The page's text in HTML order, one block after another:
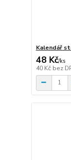
Kalendář
48 Kč/ks
40 Kč bez